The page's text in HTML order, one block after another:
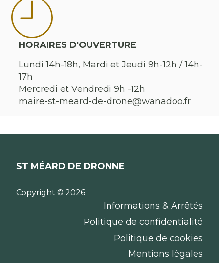
HORAIRES D'OUVERTURE
Lundi 14h-18h, Mardi et Jeudi 9h-12h / 14h-
17h
Mercredi et Vendredi 9h -12h
maire-st-meard-de-drone@wanadoo.fr
ST MÉARD DE DRONNE
Copyright © 2026
Informations & Arrêtés
Politique de confidentialité
Politique de cookies
Mentions légales